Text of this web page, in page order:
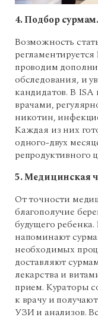
4. Подбор сурмам.
Возможность
проводим
обследования, и
кандидатов. В
врачами,
никотин,
Каждая из них
одного-двух
репродуктивного
5. Медицинская
От точности
благополучие
будущего
напоминают
необходимых
доставляют
лекарства и
прием. Кураторы
к врачу и
УЗИ и анализов.